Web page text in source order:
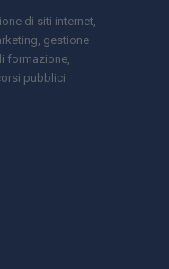
di siti internet,
gestione
formazione,
pubblici